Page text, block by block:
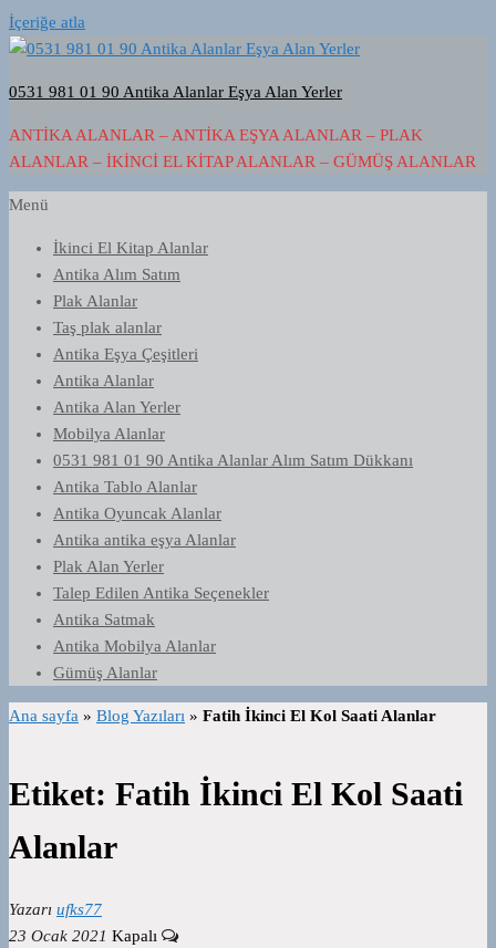
İçeriğe atla
0531 981 01 90 Antika Alanlar Eşya Alan Yerler
ANTIKA ALANLAR – ANTIKA EŞYA ALANLAR – PLAK
ALANLAR – İKINCI EL KITAP ALANLAR – GÜMÜŞ ALANLAR
Menü
İkinci El Kitap Alanlar
Antika Alım Satım
Plak Alanlar
Taş plak alanlar
Antika Eşya Çeşitleri
Antika Alanlar
Antika Alan Yerler
Mobilya Alanlar
0531 981 01 90 Antika Alanlar Alım Satım Dükkanı
Antika Tablo Alanlar
Antika Oyuncak Alanlar
Antika antika eşya Alanlar
Plak Alan Yerler
Talep Edilen Antika Seçenekler
Antika Satmak
Antika Mobilya Alanlar
Gümüş Alanlar
Ana sayfa » Blog Yazıları » Fatih İkinci El Kol Saati Alanlar
Etiket: Fatih İkinci El Kol Saati
Alanlar
Yazarı ufks77
23 Ocak 2021 Kapalı